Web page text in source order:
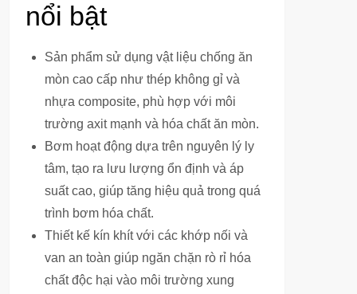
nổi bật
Sản phẩm sử dụng vật liệu chống ăn
mòn cao cấp như thép không gỉ và
nhựa composite, phù hợp với môi
trường axit mạnh và hóa chất ăn mòn.
Bơm hoạt động dựa trên nguyên lý ly
tâm, tạo ra lưu lượng ổn định và áp
suất cao, giúp tăng hiệu quả trong quá
trình bơm hóa chất.
Thiết kế kín khít với các khớp nối và
van an toàn giúp ngăn chặn rò rỉ hóa
chất độc hại vào môi trường xung